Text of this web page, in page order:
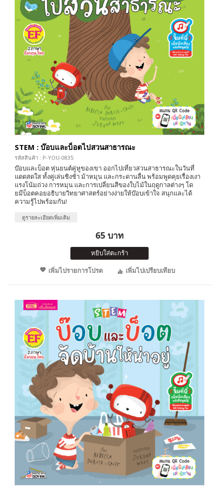
STEM : บ๊อบและบ็อตไปสวนสาธารณะ
รหัสสินค้า : P-YOU-0835
บ๊อบและบ็อต หุ่นยนต์คู่หูของเขา ออกไปเที่ยวสวนสาธารณะในวันที่
แดดสดใส ทั้งคู่เล่นชิงช้า ม้าหมุน และกระดานลื่น พร้อมพูดคุยเรื่องเงา
แรงโน้มถ่วง การหมุน และการเปลี่ยนสีของใบไม้ในฤดูกาลต่างๆ โด
ยมีบ็อตคอยอธิบายวิทยาศาสตร์อย่างง่ายให้บ๊อบเข้าใจ สนุกและได้
ความรู้ไปพร้อมกัน!
ดูรายละเอียดเพิ่มเติม
65 บาท
หยิบใส่ตะกร้า
เพิ่มไปรายการโปรด
เพิ่มไปเปรียบเทียบ